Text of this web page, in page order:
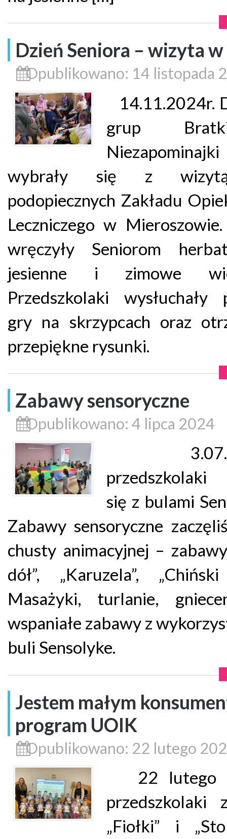
Dzień Seniora – wizyta
Opublikowano: 14 listopada
14.11.2024r.
grup
Niezapominajki
wybrały się z
podopiecznych Zakładu
Leczniczego w
wręczyły Seniorom
jesienne i zimowe
Przedszkolaki wysłuchały
gry na skrzypcach oraz
przepiękne rysunki.
Zabawy sensoryczne
Opublikowano: 4 lipca 2024
przedszkolaki
się z bulami
Zabawy sensoryczne
chusty animacyjnej –
dół”, „Karuzela”,
Masażyki, turlanie,
wspaniałe zabawy z
buli Sensolyke.
Jestem małym
program UOIK
Opublikowano: 22 lutego
22 lutego
przedszkolaki
„Fiołki” i